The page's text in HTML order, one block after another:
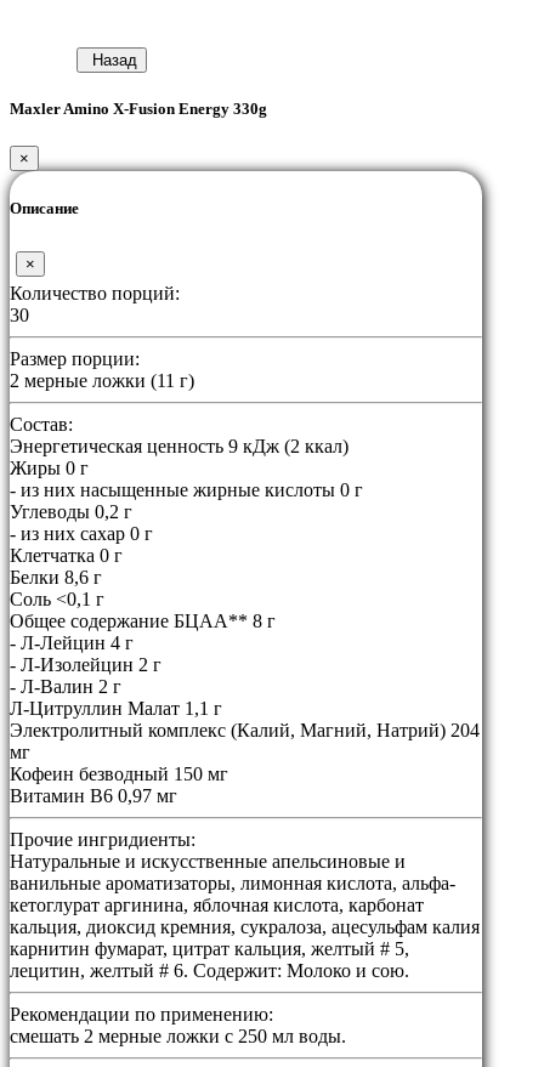
Назад
Maxler Amino X-Fusion Energy 330g
×
Описание
×
Количество порций:
30
Размер порции:
2 мерные ложки (11 г)
Состав:
Энергетическая ценность 9 кДж (2 ккал)
Жиры 0 г
- из них насыщенные жирные кислоты 0 г
Углеводы 0,2 г
- из них сахар 0 г
Клетчатка 0 г
Белки 8,6 г
Соль <0,1 г
Общее содержание БЦАА** 8 г
- Л-Лейцин 4 г
- Л-Изолейцин 2 г
- Л-Валин 2 г
Л-Цитруллин Малат 1,1 г
Электролитный комплекс (Калий, Магний, Натрий) 204
мг
Кофеин безводный 150 мг
Витамин B6 0,97 мг
Прочие ингридиенты:
Натуральные и искусственные апельсиновые и
ванильные ароматизаторы, лимонная кислота, альфа-
кетоглурат аргинина, яблочная кислота, карбонат
кальция, диоксид кремния, сукралоза, ацесульфам калия
карнитин фумарат, цитрат кальция, желтый # 5,
лецитин, желтый # 6. Содержит: Молоко и сою.
Рекомендации по применению:
смешать 2 мерные ложки с 250 мл воды.